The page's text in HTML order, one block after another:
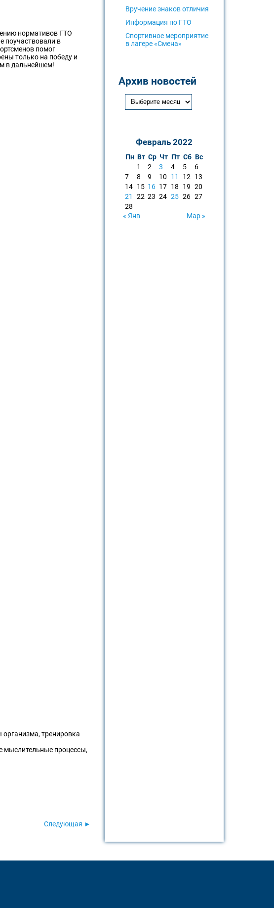
нормативов ГТО
поучаствовали в
помог
только на победу и
в дальнейшем!
организма, тренировка
мыслительные процессы,
Следующая ►
Вручение знаков отличия
Информация по ГТО
Спортивное мероприятие
в лагере «Смена»
Архив новостей
Февраль 2022
Пн Вт Ср Чт Пт Сб Вс
1
2 3 4 5
6
7
8 9 10 11 12
13
14 15 16 17 18 19 20
21
22 23 24 25 26 27
28
« Янв
Мар »